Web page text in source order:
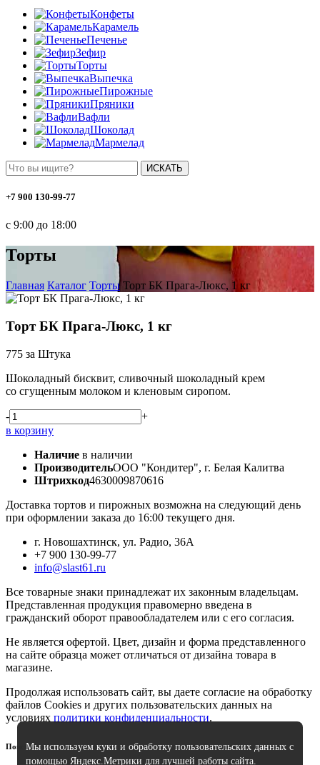
Конфеты
Карамель
Печенье
Зефир
Торты
Выпечка
Пирожные
Пряники
Вафли
Шоколад
Мармелад
ИСКАТЬ
+7 900 130-99-77
с 9:00 до 18:00
Торты
Главная Каталог Торты Торт БК Прага-Люкс, 1 кг
Торт БК Прага-Люкс, 1 кг
775 за Штука
Шоколадный бисквит, сливочный шоколадный крем
со сгущенным молоком и кленовым сиропом.
-
+
в корзину
Наличие в наличии
ПроизводительООО "Кондитер", г. Белая Калитва
Штрихкод4630009870616
Доставка тортов и пирожных возможна на следующий день
при оформлении заказа до 16:00 текущего дня.
г. Новошахтинск, ул. Радио, 36А
+7 900 130-99-77
info@slast61.ru
Все товарные знаки принадлежат их законным владельцам.
Представленная продукция правомерно введена в
гражданский оборот правообладателем или с его согласия.
Не является офертой. Цвет, дизайн и форма представленного
на сайте образца может отличаться от дизайна товара в
магазине.
Продолжая использовать сайт, вы даете согласие на обработку
файлов Cookies и других пользовательских данных на
условиях политики конфиденциальности.
ПоискМы используем куки и обработку пользовательских данных с
помощью Яндекс.Метрики для лучшей работы сайта.